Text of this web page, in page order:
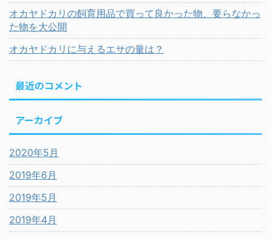
オカヤドカリの飼育用品で買って良かった物、要らなかっ
た物を大公開
オカヤドカリに与えるエサの量は？
最近のコメント
アーカイブ
2020年5月
2019年6月
2019年5月
2019年4月